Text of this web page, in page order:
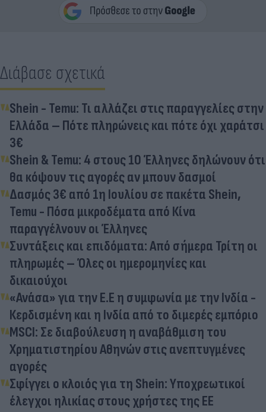
Διάβασε σχετικά
Shein - Temu: Τι αλλάζει στις παραγγελίες στην
Ελλάδα – Πότε πληρώνεις και πότε όχι χαράτσι
3€
Shein & Temu: 4 στους 10 Έλληνες δηλώνουν ότι
θα κόψουν τις αγορές αν μπουν δασμοί
Δασμός 3€ από 1η Ιουλίου σε πακέτα Shein,
Temu - Πόσα μικροδέματα από Κίνα
παραγγέλνουν οι Έλληνες
Συντάξεις και επιδόματα: Από σήμερα Τρίτη οι
πληρωμές – Όλες οι ημερομηνίες και
δικαιούχοι
«Ανάσα» για την Ε.Ε η συμφωνία με την Ινδία -
Κερδισμένη και η Ινδία από το διμερές εμπόριο
MSCI: Σε διαβούλευση η αναβάθμιση του
Χρηματιστηρίου Αθηνών στις ανεπτυγμένες
αγορές
Σφίγγει ο κλοιός για τη Shein: Υποχρεωτικοί
έλεγχοι ηλικίας στους χρήστες της ΕΕ